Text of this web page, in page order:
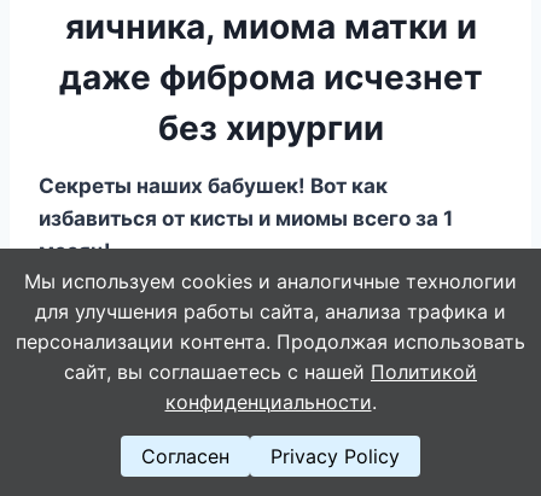
яичника, миома матки и
даже фиброма исчезнет
без хирургии
Секреты наших бабушек! Вот как
избавиться от кисты и миомы всего за 1
месяц!
Мы используем cookies и аналогичные технологии
для улучшения работы сайта, анализа трафика и
персонализации контента. Продолжая использовать
сайт, вы соглашаетесь с нашей Политикой
конфиденциальности.
Согласен Privacy Policy